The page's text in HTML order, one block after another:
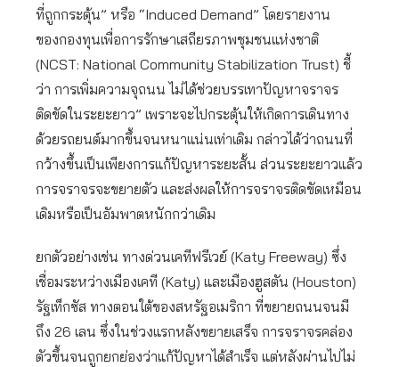
ที่ถูกกระตุ้น” หรือ “Induced Demand” โดยรายงาน
ของกองทุนเพื่อการรักษาเสถียรภาพชุมชนแห่งชาติ
(NCST: National Community Stabilization Trust) ชี้
ว่า การเพิ่มความจุถนน ไม่ได้ช่วยบรรเทาปัญหาจราจร
ติดขัดในระยะยาว” เพราะจะไปกระตุ้นให้เกิดการเดินทาง
ด้วยรถยนต์มากขึ้นจนหนาแน่นเท่าเดิม กล่าวได้ว่าถนนที่
กว้างขึ้นเป็นเพียงการแก้ปัญหาระยะสั้น ส่วนระยะยาวแล้ว
การจราจรจะขยายตัว และส่งผลให้การจราจรติดขัดเหมือน
เดิมหรือเป็นอัมพาตหนักกว่าเดิม
ยกตัวอย่างเช่น ทางด่วนเคทีฟรีเวย์ (Katy Freeway) ซึ่ง
เชื่อมระหว่างเมืองเคที (Katy) และเมืองฮูสตัน (Houston)
รัฐเท็กซัส ทางตอนใต้ของสหรัฐอเมริกา ที่ขยายถนนจนมี
ถึง 26 เลน ซึ่งในช่วงแรกหลังขยายเสร็จ การจราจรคล่อง
ตัวขึ้นจนถูกยกย่องว่าแก้ปัญหาได้สำเร็จ แต่หลังผ่านไปไม่